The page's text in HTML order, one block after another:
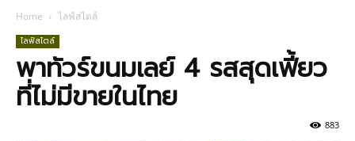
Home ไลฟ์สไตล์
ไลฟ์สไตล์
พาทัวร์ขนมเลย์ 4 รสสุดเฟี้ยว
ที่ไม่มีขายในไทย
883